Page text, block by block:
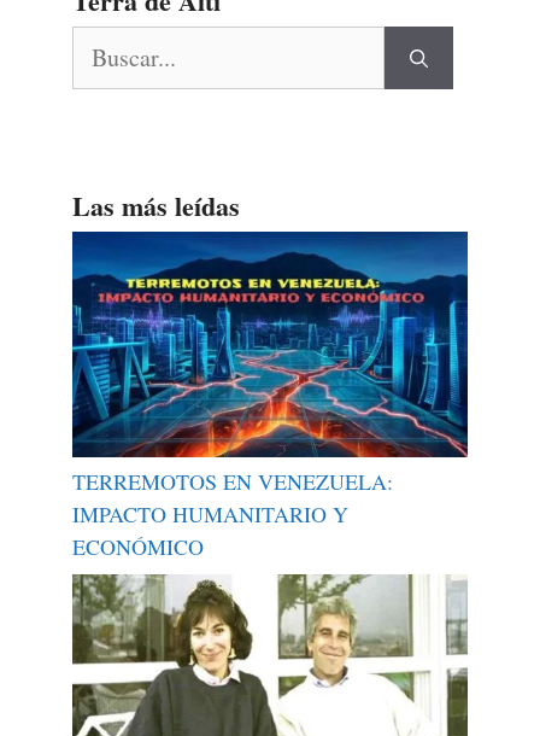
Las más leídas
TERREMOTOS EN VENEZUELA:
IMPACTO HUMANITARIO Y
ECONÓMICO